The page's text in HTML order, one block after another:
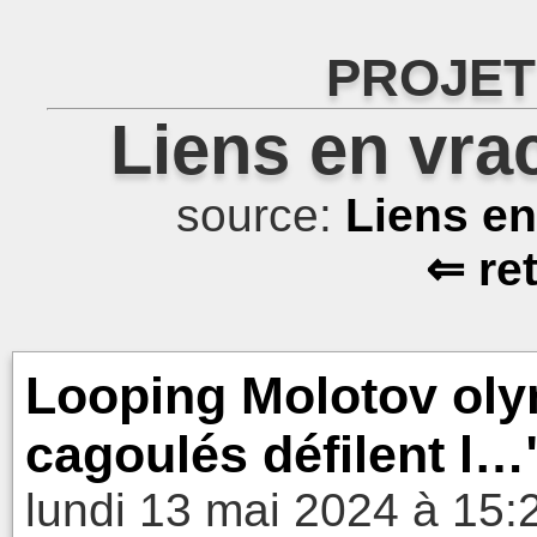
Liens en
source: Liens
⇐
Looping Molotov
cagoulés défilent
lundi 13 mai 2024 à